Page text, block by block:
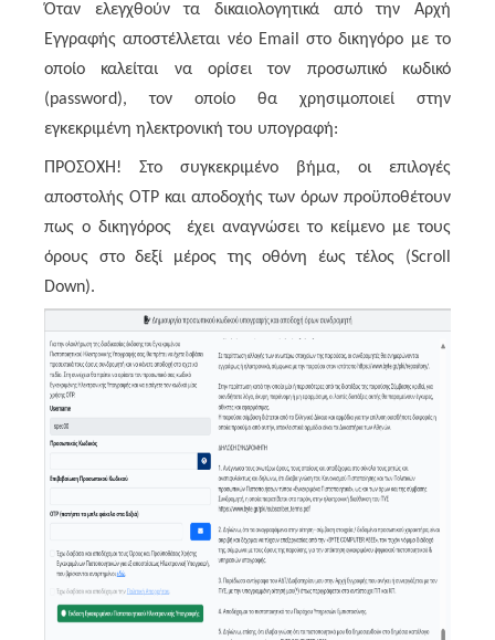
Όταν ελεγχθούν τα δικαιολογητικά από την Αρχή
Εγγραφής αποστέλλεται νέο Email
στο δικηγόρο με το
οποίο καλείται να ορίσει τον προσωπικό κωδικό
(password), τον οποίο θα χρησιμοποιεί στην
εγκεκριμένη ηλεκτρονική του υπογραφή:
ΠΡΟΣΟΧΗ! Στο συγκεκριμένο βήμα, οι επιλογές
αποστολής OTP και αποδοχής των όρων προϋποθέτουν
πως ο δικηγόρος έχει αναγνώσει το κείμενο με τους
όρους στο δεξί μέρος της οθόνη έως τέλος (Scroll
Down).